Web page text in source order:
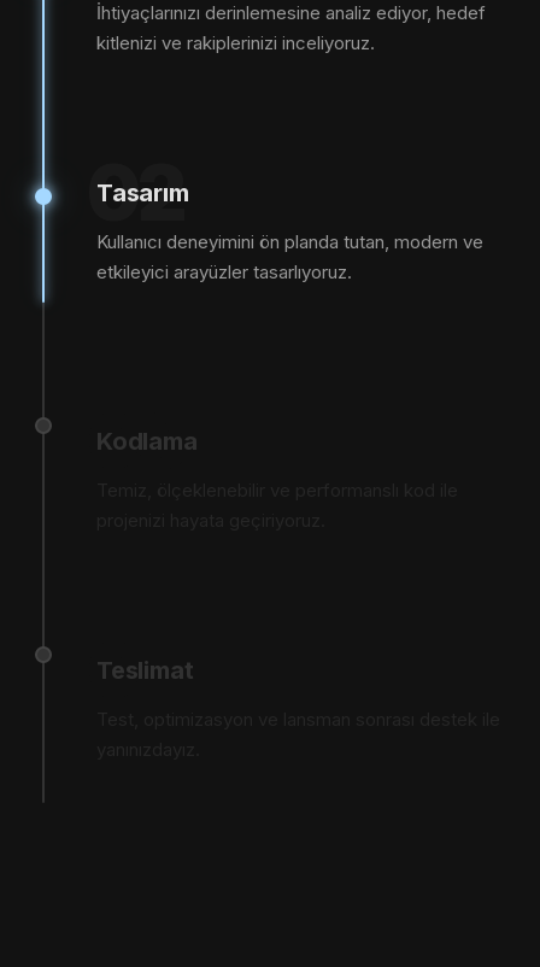
İhtiyaçlarınızı derinlemesine analiz ediyor, hedef
kitlenizi ve rakiplerinizi inceliyoruz.
02
Tasarım
Kullanıcı deneyimini ön planda tutan, modern ve
etkileyici arayüzler tasarlıyoruz.
03
Kodlama
04
Teslimat